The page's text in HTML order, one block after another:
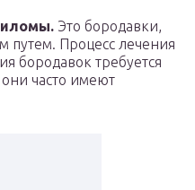
Это бородавки,
путем. Процесс лечения
бородавок требуется
часто имеют